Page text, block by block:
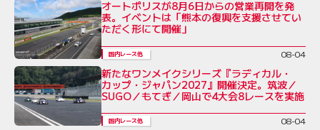
オートポリスが8月6日からの営業再開を発
表。イベントは「熊本の復興を支援させてい
ただく形にて開催」
国内レース他 08-04
新たなワンメイクシリーズ『ラディカル・
カップ・ジャパン2027』開催決定。筑波／
SUGO／もてぎ／岡山で4大会8レースを実施
国内レース他 08-04